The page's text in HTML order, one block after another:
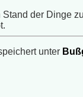
der Dinge
unter